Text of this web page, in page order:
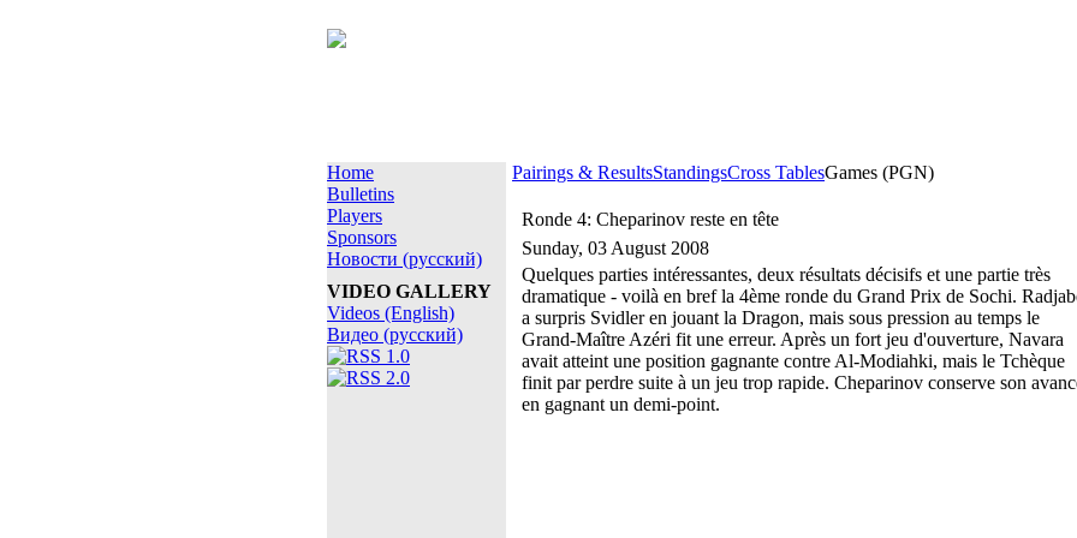
Home
Bulletins
Players
Sponsors
Новости (русский)
VIDEO GALLERY
Videos (English)
Видео (русский)
Pairings & ResultsStandingsCross TablesGames (PGN)
Ronde 4: Cheparinov reste en tête
Sunday, 03 August 2008
Quelques parties intéressantes, deux résultats décisifs et une partie très
dramatique - voilà en bref la 4ème ronde du Grand Prix de Sochi.
a surpris Svidler en jouant la Dragon, mais sous pression au temps le
Grand-Maître Azéri fit une erreur. Après un fort jeu d'ouverture, Navara
avait atteint une position gagnante contre Al-Modiahki, mais le Tchèque
finit par perdre suite à un jeu trop rapide. Cheparinov conserve son
en gagnant un demi-point.